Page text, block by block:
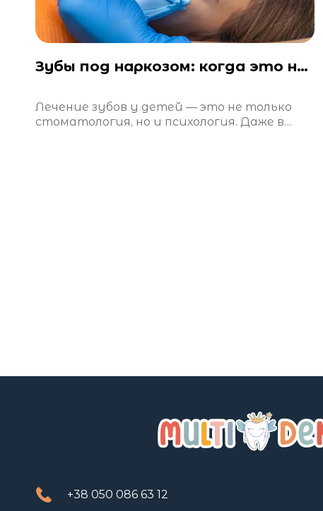
Зубы под наркозом: когда это нужно и безопасно ли это?
Лечение зубов у детей — это не только
стоматология, но и психология. Даже в
+38 050 086 63 12